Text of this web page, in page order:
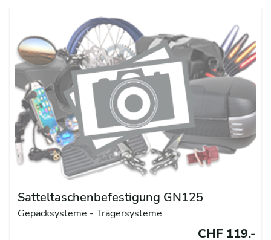
Satteltaschenbefestigung GN125
Gepäcksysteme - Trägersysteme
CHF 119.-